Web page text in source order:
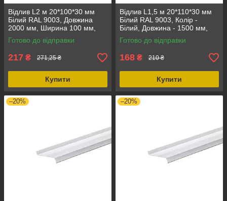
Відлив L2 м 20*100*30 мм
Білий RAL 9003, Довжина
2000 мм, Ширина 100 мм,
Стан - Новий
Готово до відправки
217 ₴ 271,25 ₴
Купити
Відлив L1,5 м 20*110*30 мм
Білий RAL 9003, Колір -
Білий, Довжина - 1500 мм,
Ширина - 110 мм
Готово до відправки
168 ₴ 210 ₴
Купити
–20% –20%